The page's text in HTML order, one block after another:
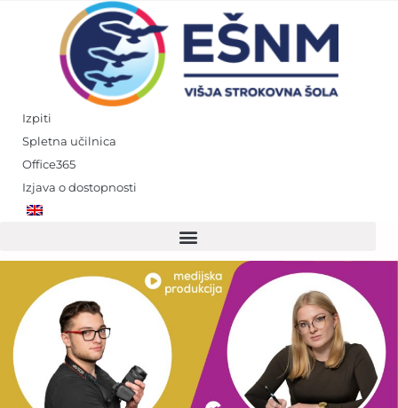
Izpiti
Spletna učilnica
Office365
Izjava o dostopnosti